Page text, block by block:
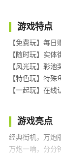
游戏特点
【免费玩】每日
【随时玩】实体
【风光玩】彩池
【特色玩】特
【一起玩】在线
游戏亮点
经典街机，万炮
万炮一响，分分